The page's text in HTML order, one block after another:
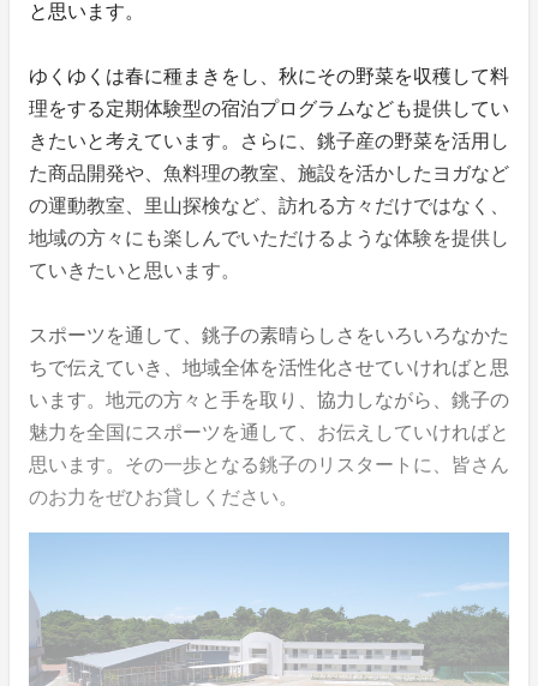
と思います。
ゆくゆくは春に種まきをし、秋にその野菜を収穫して料
理をする定期体験型の宿泊プログラムなども提供してい
きたいと考えています。さらに、銚子産の野菜を活用し
た商品開発や、魚料理の教室、施設を活かしたヨガなど
の運動教室、里山探検など、訪れる方々だけではなく、
地域の方々にも楽しんでいただけるような体験を提供し
ていきたいと思います。
スポーツを通して、銚子の素晴らしさをいろいろなかた
ちで伝えていき、地域全体を活性化させていければと思
います。地元の方々と手を取り、協力しながら、銚子の
魅力を全国にスポーツを通して、お伝えしていければと
思います。その一歩となる銚子のリスタートに、皆さん
のお力をぜひお貸しください。